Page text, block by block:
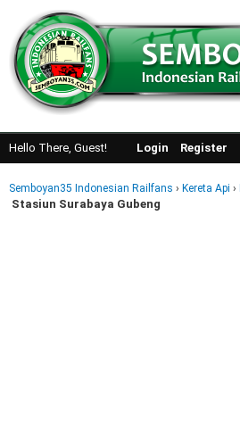
Hello There, Guest! Login Register
Semboyan35 Indonesian Railfans › Kereta Api ›
Stasiun Surabaya Gubeng